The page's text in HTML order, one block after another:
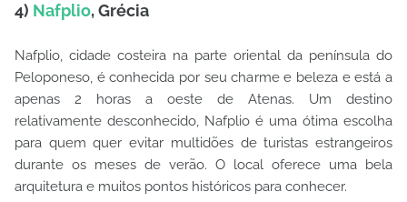
4) Nafplio, Grécia
Nafplio, cidade costeira na parte oriental da península do
Peloponeso, é conhecida por seu charme e beleza e está a
apenas 2 horas a oeste de Atenas. Um destino
relativamente desconhecido, Nafplio é uma ótima escolha
para quem quer evitar multidões de turistas estrangeiros
durante os meses de verão. O local oferece uma bela
arquitetura e muitos pontos históricos para conhecer.